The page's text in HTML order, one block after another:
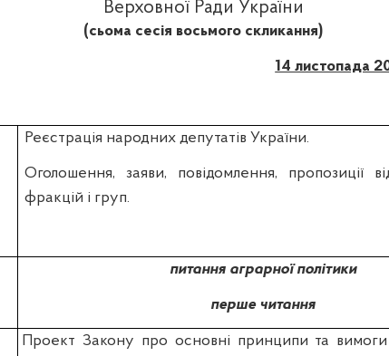
Верховної Ради України
(сьома сесія восьмого скликання)
14 листопада
Реєстрація народних депутатів України.
Оголошення, заяви, повідомлення, пропозиції
фракцій і груп.
питання аграрної політики
перше читання
Проект Закону про основні принципи та вимоги